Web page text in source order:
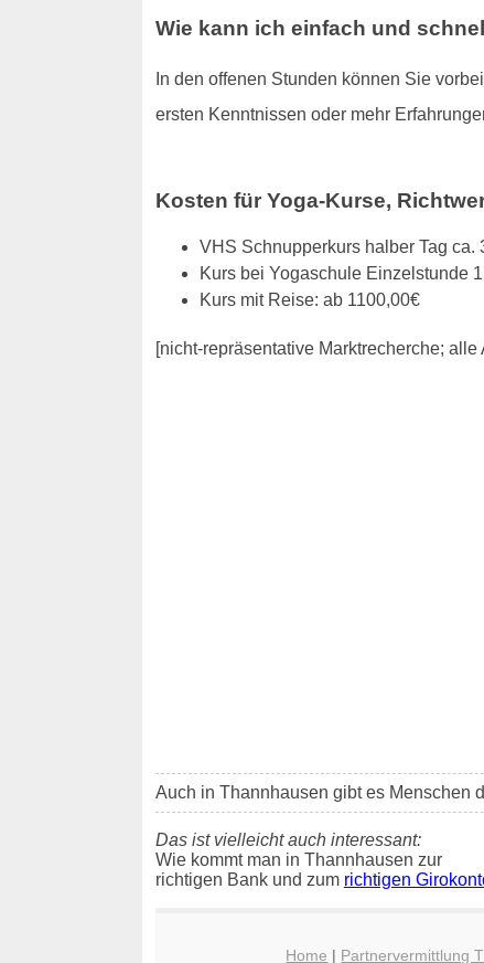
Wie kann ich einfach und
In den offenen Stunden können Sie
ersten Kenntnissen oder mehr
Kosten für Yoga-Kurse,
VHS Schnupperkurs halber Tag ca.
Kurs bei Yogaschule Einzelstunde
Kurs mit Reise: ab 1100,00€
[nicht-repräsentative Marktrecherche;
Auch in Thannhausen gibt es Menschen
Das ist vielleicht auch interessant:
Wie kommt man in Thannhausen zur
richtigen Bank und zum richtigen
Home | Partnervermittlung